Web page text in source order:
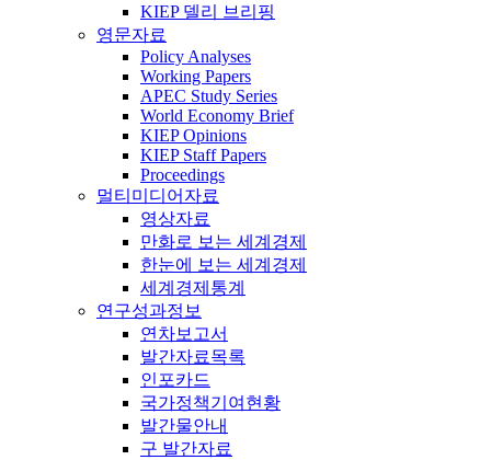
KIEP 델리 브리핑
영문자료
Policy Analyses
Working Papers
APEC Study Series
World Economy Brief
KIEP Opinions
KIEP Staff Papers
Proceedings
멀티미디어자료
영상자료
만화로 보는 세계경제
한눈에 보는 세계경제
세계경제통계
연구성과정보
연차보고서
발간자료목록
인포카드
국가정책기여현황
발간물안내
구 발간자료